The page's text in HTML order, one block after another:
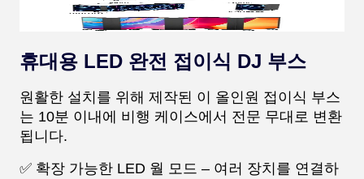
휴대용 LED 완전 접이식 DJ 부스
원활한 설치를 위해 제작된 이 올인원 접이식 부스
는 10분 이내에 비행 케이스에서 전문 무대로 변환
됩니다.
✅ 확장 가능한 LED 월 모드 – 여러 장치를 연결하